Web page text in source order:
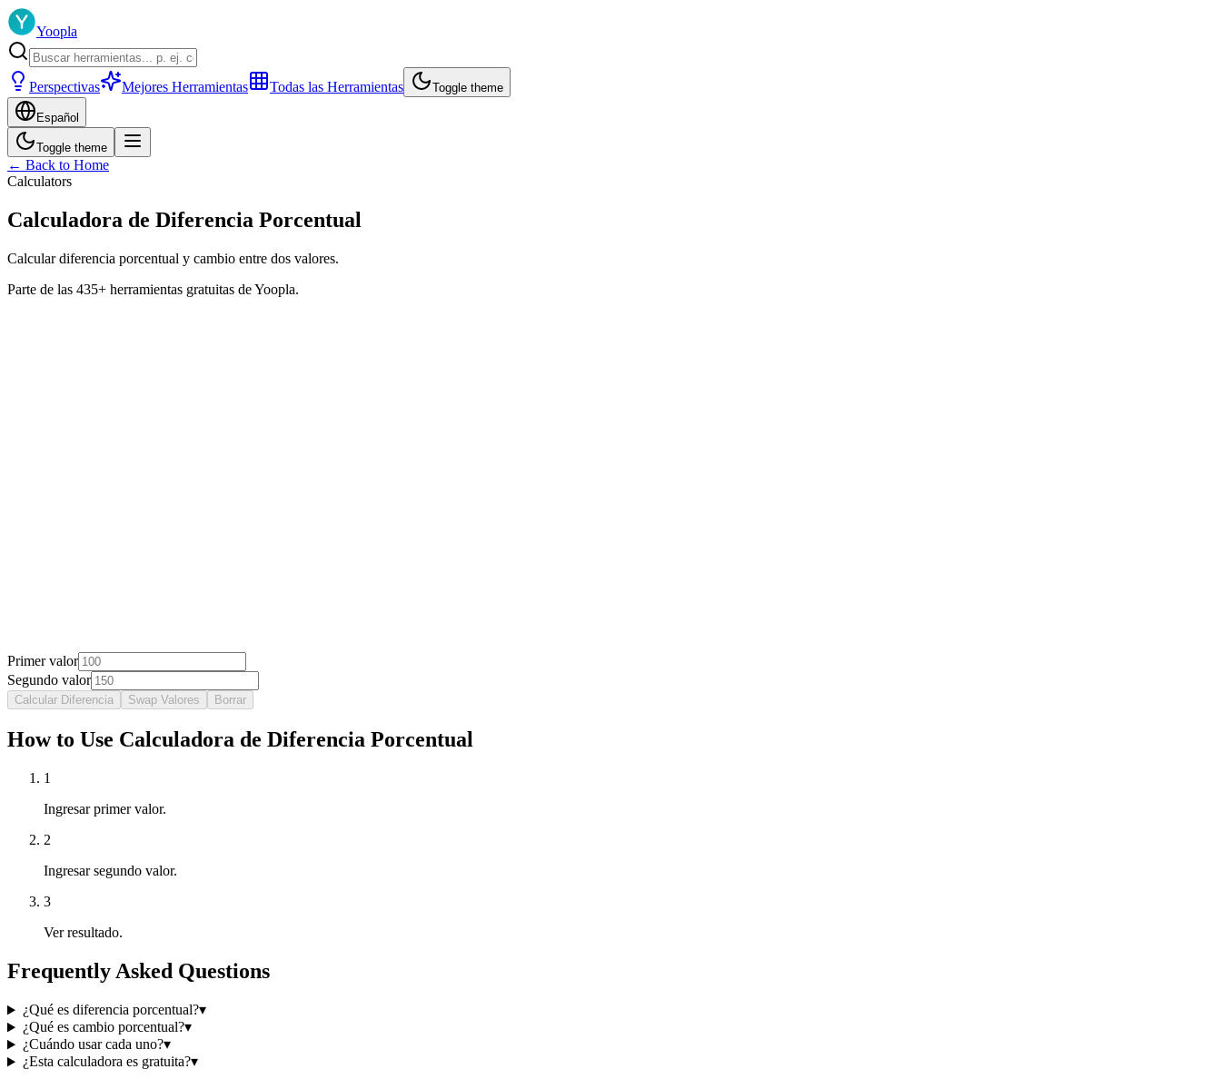
Yoopla
Perspectivas Mejores Herramientas Todas las Herramientas Toggle theme
Español
Toggle theme
← Back to Home
Calculators
Calculadora de Diferencia Porcentual
Calcular diferencia porcentual y cambio entre dos valores.
Parte de las 435+ herramientas gratuitas de Yoopla.
Primer valor
Segundo valor
Calcular Diferencia Swap Valores Borrar
How to Use Calculadora de Diferencia Porcentual
1
Ingresar primer valor.
2
Ingresar segundo valor.
3
Ver resultado.
Frequently Asked Questions
¿Qué es diferencia porcentual?▾
¿Qué es cambio porcentual?▾
¿Cuándo usar cada uno?▾
¿Esta calculadora es gratuita?▾